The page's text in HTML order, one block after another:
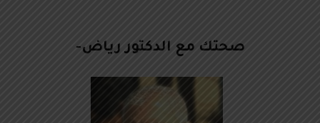
صحتك مع الدكتور رياض-